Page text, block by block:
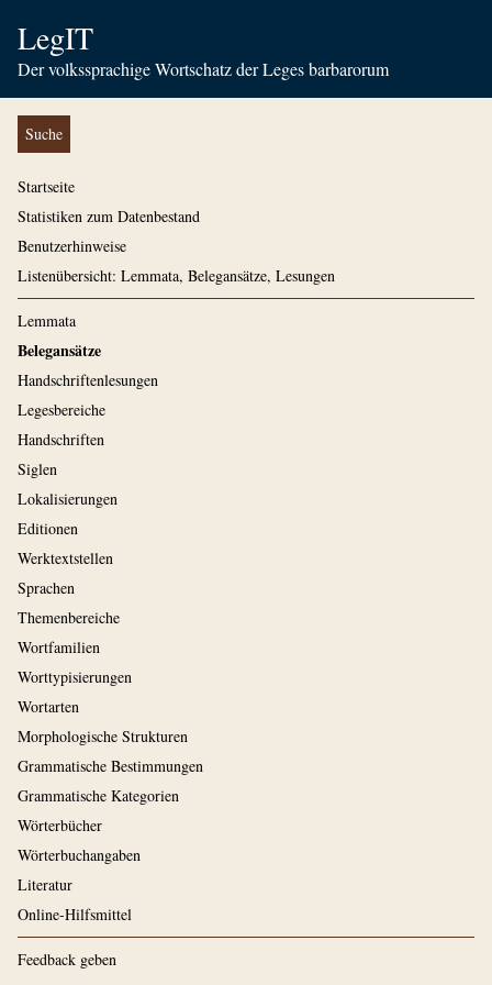
LegIT
Der volkssprachige Wortschatz der Leges barbarorum
Suche
Startseite
Statistiken zum Datenbestand
Benutzerhinweise
Listenübersicht: Lemmata, Belegansätze, Lesungen
Lemmata
Belegansätze
Handschriftenlesungen
Legesbereiche
Handschriften
Siglen
Lokalisierungen
Editionen
Werktextstellen
Sprachen
Themenbereiche
Wortfamilien
Worttypisierungen
Wortarten
Morphologische Strukturen
Grammatische Bestimmungen
Grammatische Kategorien
Wörterbücher
Wörterbuchangaben
Literatur
Online-Hilfsmittel
Feedback geben